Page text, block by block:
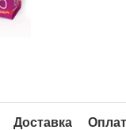
Доставка